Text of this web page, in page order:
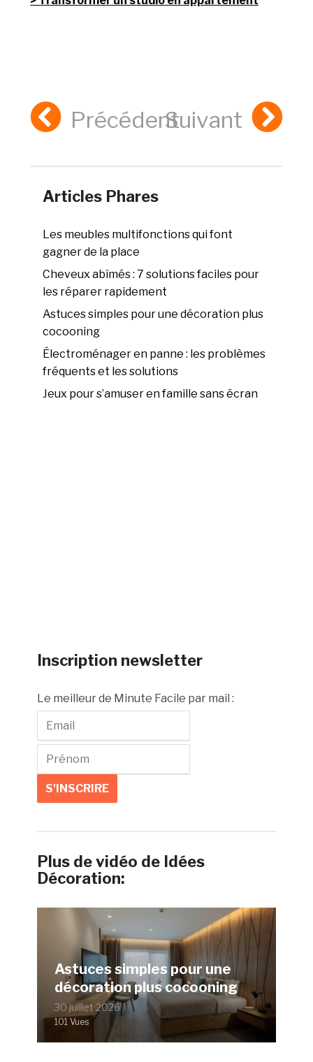
PrécédentSuivant
Articles Phares
Les meubles multifonctions qui font
gagner de la place
Cheveux abîmés : 7 solutions faciles pour
les réparer rapidement
Astuces simples pour une décoration plus
cocooning
Électroménager en panne : les problèmes
fréquents et les solutions
Jeux pour s’amuser en famille sans écran
Inscription newsletter
Le meilleur de Minute Facile par mail :
Plus de vidéo de Idées
Décoration:
Astuces simples pour une
décoration plus cocooning
30 juillet 2026
101 Vues